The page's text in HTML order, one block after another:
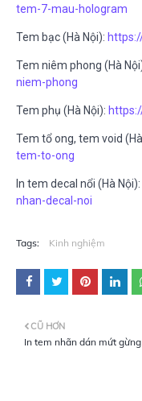
tem-7-mau-hologram
Tem bạc (Hà Nội):
Tem niêm phong (Hà
niem-phong
Tem phụ (Hà Nội):
Tem tổ ong, tem void
tem-to-ong
In tem decal nổi (Hà Nội):
nhan-decal-noi
Tags: Kinh nghiệm
CŨ HƠN
In tem nhãn dán mứt